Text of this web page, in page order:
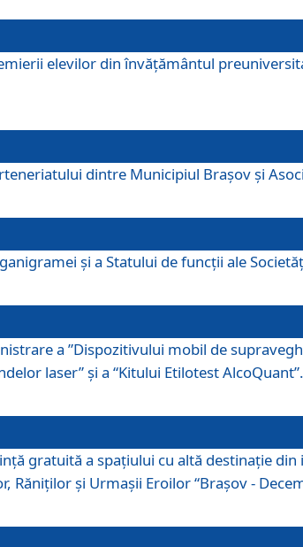
elevilor din învățământul
dintre Municipiul Brașov și
şi a Statului de funcţii ale
a ”Dispozitivului mobil de
laser” și a “Kitului Etilotest AlcoQuant”.
gratuită a spaţiului cu altă destinaţie
Răniţilor şi Urmaşii Eroilor “Braşov -